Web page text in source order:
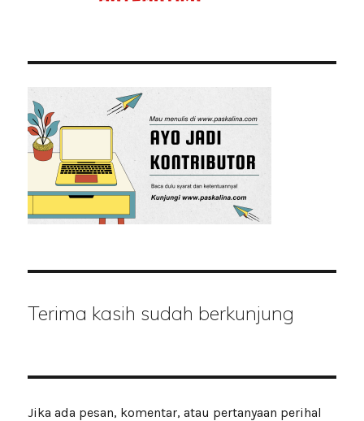
Terima kasih sudah berkunjung
Jika ada pesan, komentar, atau pertanyaan perihal